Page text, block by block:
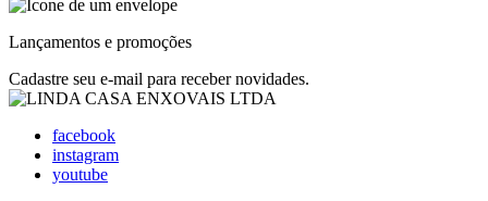
Lançamentos e promoções
Cadastre seu e-mail para receber novidades.
facebook
instagram
youtube